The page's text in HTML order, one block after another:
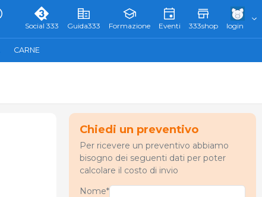
Social 333 Guida333 Formazione Eventi 333shop login
CARNE
Chiedi un preventivo
Per ricevere un preventivo abbiamo
bisogno dei seguenti dati per poter
calcolare il costo di invio
Nome*